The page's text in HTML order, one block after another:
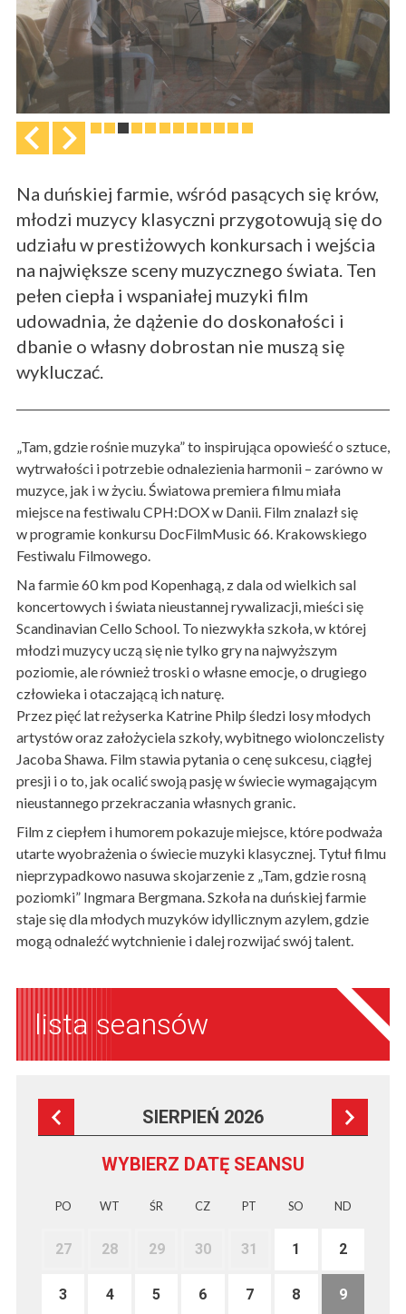
Na duńskiej farmie, wśród pasących się krów,
młodzi muzycy klasyczni przygotowują się do
udziału w prestiżowych konkursach i wejścia
na największe sceny muzycznego świata. Ten
pełen ciepła i wspaniałej muzyki film
udowadnia, że dążenie do doskonałości i
dbanie o własny dobrostan nie muszą się
wykluczać.
„Tam, gdzie rośnie muzyka” to inspirująca opowieść o sztuce,
wytrwałości i potrzebie odnalezienia harmonii – zarówno w
muzyce, jak i w życiu. Światowa premiera filmu miała
miejsce na festiwalu CPH:DOX w Danii. Film znalazł się
w programie konkursu DocFilmMusic 66. Krakowskiego
Festiwalu Filmowego.
Na farmie 60 km pod Kopenhagą, z dala od wielkich sal
koncertowych i świata nieustannej rywalizacji, mieści się
Scandinavian Cello School. To niezwykła szkoła, w której
młodzi muzycy uczą się nie tylko gry na najwyższym
poziomie, ale również troski o własne emocje, o drugiego
człowieka i otaczającą ich naturę.
Przez pięć lat reżyserka Katrine Philp śledzi losy młodych
artystów oraz założyciela szkoły, wybitnego wiolonczelisty
Jacoba Shawa. Film stawia pytania o cenę sukcesu, ciągłej
presji i o to, jak ocalić swoją pasję w świecie wymagającym
nieustannego przekraczania własnych granic.
Film z ciepłem i humorem pokazuje miejsce, które podważa
utarte wyobrażenia o świecie muzyki klasycznej. Tytuł filmu
nieprzypadkowo nasuwa skojarzenie z „Tam, gdzie rosną
poziomki” Ingmara Bergmana. Szkoła na duńskiej farmie
staje się dla młodych muzyków idyllicznym azylem, gdzie
mogą odnaleźć wytchnienie i dalej rozwijać swój talent.
lista seansów
SIERPIEŃ 2026
WYBIERZ DATĘ SEANSU
PO WT ŚR CZ PT SO ND
27 28 29 30 31 1 2
3 4 5 6 7 8 9